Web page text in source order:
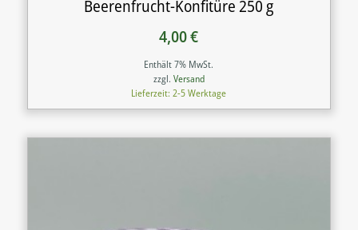
Beerenfrucht-Konfitüre 250 g
4,00€
Enthält 7% MwSt.
zzgl. Versand
Lieferzeit: 2-5 Werktage